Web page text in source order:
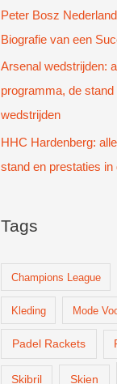
Peter Bosz
Biografie van een
Arsenal wedstrijden:
programma, de
wedstrijden
HHC Hardenberg:
stand en prestaties
Tags
Champions League
Kleding Mode
Padel Rackets
Skibril Skien